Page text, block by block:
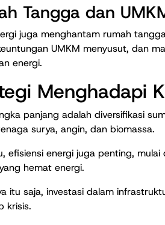
Tangga dan
juga menghantam rumah
UMKM menyusut, dan
energi.
Menghadapi
panjang adalah diversifikasi
surya, angin, dan biomassa.
efisiensi energi juga penting,
hemat energi.
itu saja, investasi dalam
krisis.